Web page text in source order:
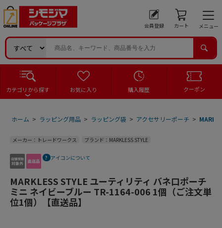
会員登録 カート メニュー
カテゴリから探す お気に入り 購入履歴 クーポン
ホーム > ラッピング用品 > ラッピング袋 > アクセサリーポーチ >
メーカー：トレードワークス ブランド：MARKLESS STYLE
アイコンについて
MARKLESS STYLE ユーティリティ バネ口ポーチ
ミニ ネイビーブルー TR-1164-006 1個（ご注文単
位1個）【直送品】